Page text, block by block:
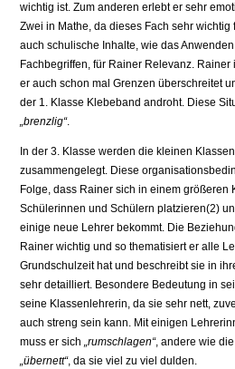
wichtig ist. Zum anderen erlebt er sehr
Zwei in Mathe, da dieses Fach sehr
auch schulische Inhalte, wie das
Fachbegriffen, für Rainer Relevanz. Rainer
er auch schon mal Grenzen überschreitet
der 1. Klasse Klebeband androht. Diese
„brenzlig“.
In der 3. Klasse werden die kleinen
zusammengelegt. Diese
Folge, dass Rainer sich in einem größeren
Schülerinnen und Schülern platzieren(2)
einige neue Lehrer bekommt. Die
Rainer wichtig und so thematisiert er alle
Grundschulzeit hat und beschreibt sie in
sehr detailliert. Besondere Bedeutung in
seine Klassenlehrerin, da sie sehr nett,
auch streng sein kann. Mit einigen
muss er sich„rumschlagen“, andere wie
„übernett“, da sie viel zu viel dulden.